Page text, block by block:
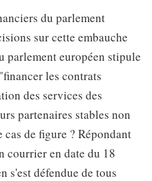
du parlement
sur cette embauche
parlement européen stipule
les contrats
des services des
partenaires stables non
de figure ? Répondant
courrier en date du 18
s'est défendue de tous